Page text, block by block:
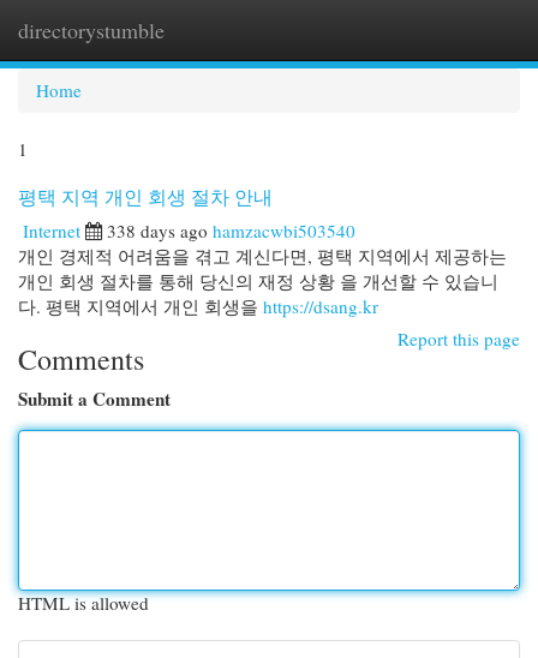
directorystumble
Home
1
평택 지역 개인 회생 절차 안내
Internet 338 days ago hamzacwbi503540
개인 경제적 어려움을 겪고 계신다면, 평택 지역에서 제공하는
개인 회생 절차를 통해 당신의 재정 상황 을 개선할 수 있습니
다. 평택 지역에서 개인 회생을 https://dsang.kr
Report this page
Comments
Submit a Comment
HTML is allowed